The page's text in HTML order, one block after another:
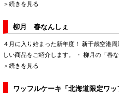
＞続きを見る
柳月 春なんしぇ
４月に入り始まった新年度！ 新千歳空港
しい商品をご紹介します。 ・ 柳月の「春
＞続きを見る
ワッフルケーキ「北海道限定ワッ